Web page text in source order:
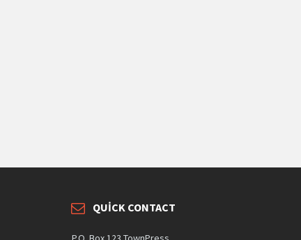
QUICK CONTACT